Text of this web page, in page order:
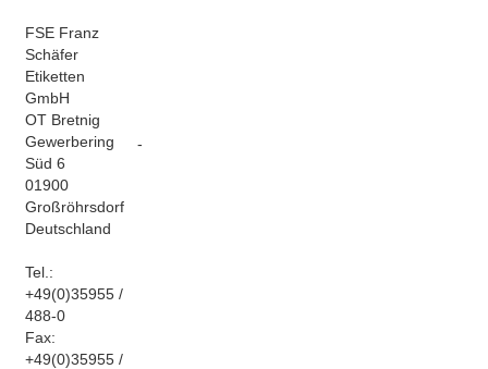
FSE Franz
Schäfer
Etiketten
GmbH
OT Bretnig
Gewerbering
Süd 6
01900
Großröhrsdorf
Deutschland
Tel.:
+49(0)35955 /
488-0
Fax:
+49(0)35955 /
-